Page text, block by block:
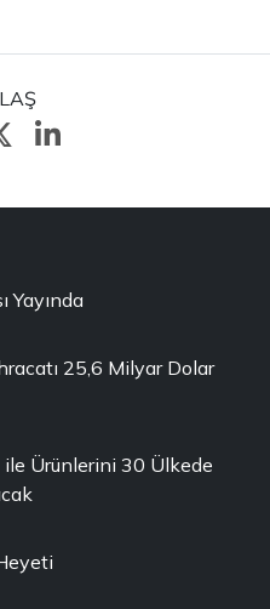
Yayında
25,6 Milyar Dolar
ile Ürünlerini 30 Ülkede